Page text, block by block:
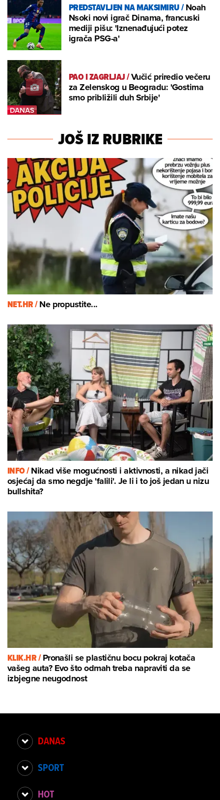
PREDSTAVLJEN NA MAKSIMIRU/Noah
Nsoki novi igrač Dinama, francuski
mediji pišu: 'Iznenađujući potez
igrača PSG-a'
PAO I ZAGRLJAJ/Vučić priredio večeru
za Zelenskog u Beogradu: 'Gostima
smo približili duh Srbije'
JOŠ IZ RUBRIKE
NET.HR /Ne propustite...
INFO /Nikad više mogućnosti i aktivnosti, a nikad jači
osjećaj da smo negdje 'falili'. Je li i to još jedan u nizu
bullshita?
KLIK.HR /Pronašli se plastičnu bocu pokraj kotača
vašeg auta? Evo što odmah treba napraviti da se
izbjegne neugodnost
DANAS
SPORT
HOT